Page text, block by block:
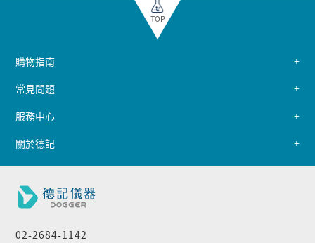
TOP
02-2684-1142
購物指南
常見問題
服務中心
關於德記